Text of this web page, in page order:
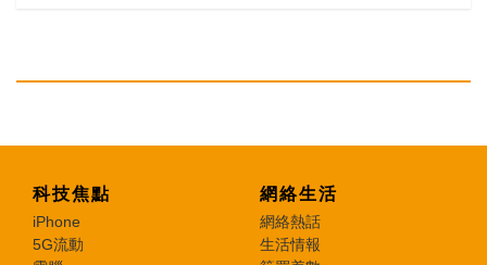
科技焦點
iPhone
5G流動
網絡生活
網絡熱話
生活情報